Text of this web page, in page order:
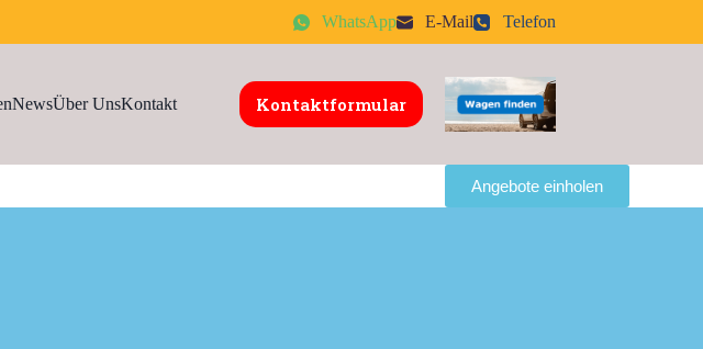
WhatsApp E-Mail Telefon
NewsÜber UnsKontakt Kontaktformular
Angebote einholen